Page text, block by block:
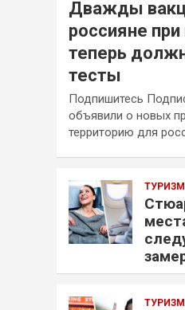
Дважды
россияне
теперь
тесты
Подпишитесь
объявили о новых
территорию для
ТУРИЗМ
ТУРИЗМ